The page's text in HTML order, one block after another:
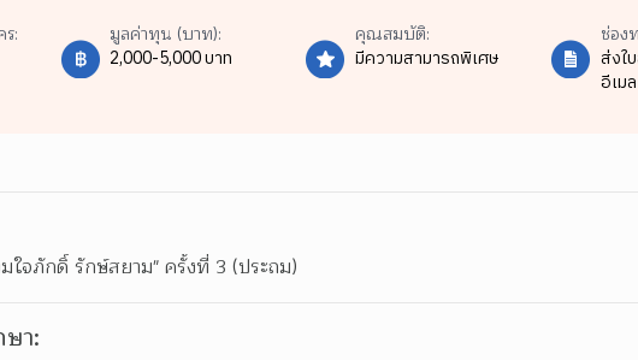
:
มูลค่าทุน (บาท):
2,000-5,000 บาท
คุณสมบัติ:
มีความสามารถพิเศษ
ช่อง
ส่งใ
อีเมล
ใจภักดิ์ รักษ์สยาม" ครั้งที่ 3 (ประถม)
า: